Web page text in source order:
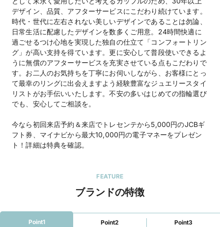
デザイン、品質、アフターサービスにこだわり続けています。
時代・世代に左右されない美しいデザインであることは勿論、
日常生活に配慮したデザインを数多くご用意。24時間快適に
過ごせるつけ心地を実現した独自の仕立て「コンフォートリン
グ」が高い支持を得ています。更に安心して普段使いできるよ
うに無償のアフターサービスを充実させている点もこだわりで
す。お二人のお気持ちを丁寧にお伺いしながら、お客様にとっ
て最幸のリングに出会えますよう経験豊富なジュエリースタイ
リストがお手伝いいたします。不安の多いはじめての指輪選び
でも、安心してご相談を。
今なら初回来店予約＆来店でトレセンテから5,000円のJCBギ
フト券、マイナビから最大10,000円の電子マネーをプレゼン
ト！詳細は特典を確認。
FEATURE
ブランドの特徴
Point1 Point2 Point3